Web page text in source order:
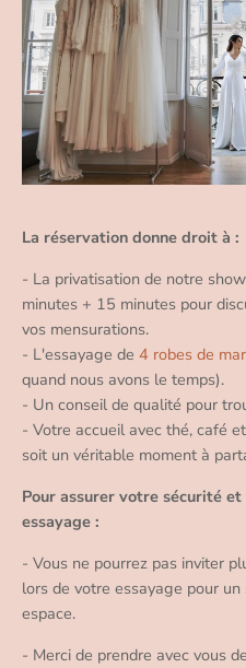
La réservation donne droit à :
- La privatisation de notre
minutes + 15 minutes pour
vos mensurations.
- L'essayage de 4 robes de
quand nous avons le temps).
- Un conseil de qualité pour
- Votre accueil avec thé, café
soit un véritable moment à
Pour assurer votre sécurité
essayage :
- Vous ne pourrez pas inviter
lors de votre essayage pour
espace.
- Merci de prendre avec vous